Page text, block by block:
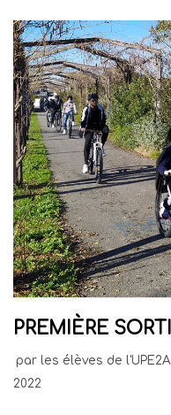
PREMIÈRE
par les élèves de l'UPE2A
2022